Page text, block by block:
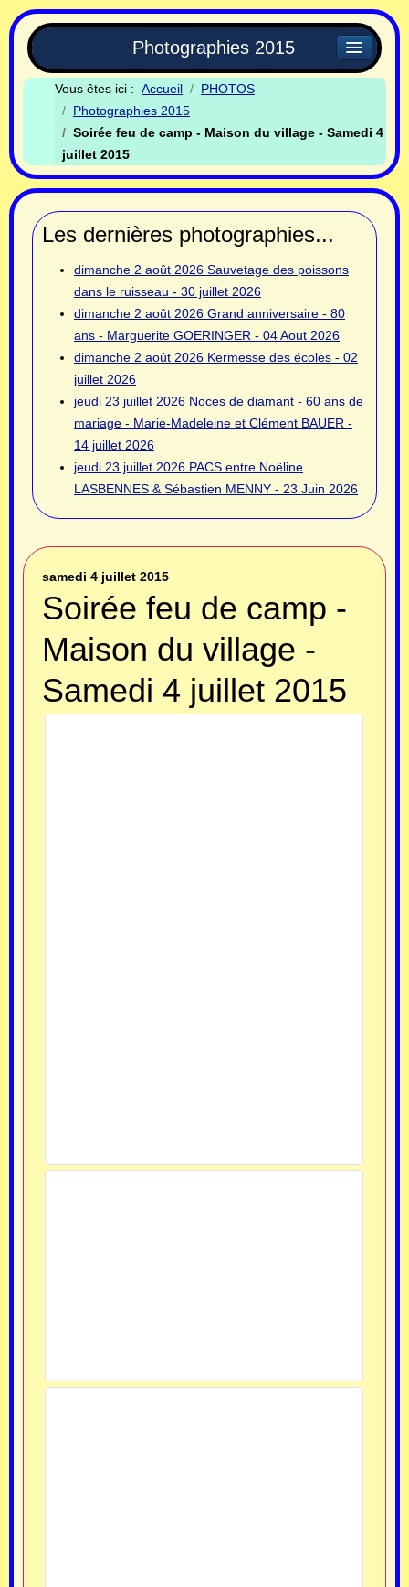
Photographies 2015
Vous êtes ici : Accueil
PHOTOS
Photographies 2015
Soirée feu de camp - Maison du village - Samedi 4
juillet 2015
Les dernières photographies...
dimanche 2 août 2026 Sauvetage des poissons
dans le ruisseau - 30 juillet 2026
dimanche 2 août 2026 Grand anniversaire - 80
ans - Marguerite GOERINGER - 04 Aout 2026
dimanche 2 août 2026 Kermesse des écoles - 02
juillet 2026
jeudi 23 juillet 2026 Noces de diamant - 60 ans de
mariage - Marie-Madeleine et Clément BAUER -
14 juillet 2026
jeudi 23 juillet 2026 PACS entre Noëline
LASBENNES & Sébastien MENNY - 23 Juin 2026
samedi 4 juillet 2015
Soirée feu de camp -
Maison du village -
Samedi 4 juillet 2015